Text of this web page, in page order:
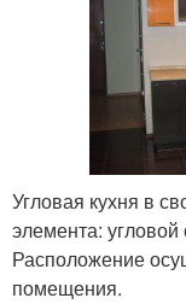
Угловая кухня в
элемента:
Расположение
помещения.